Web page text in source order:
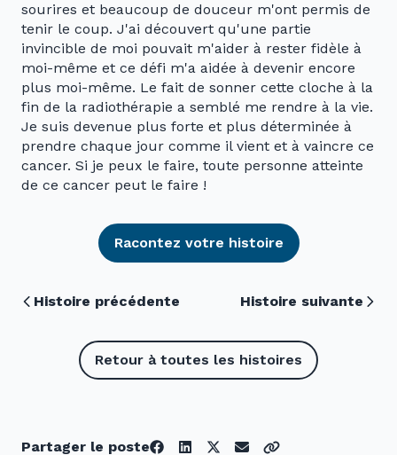
sourires et beaucoup de douceur m'ont permis de
tenir le coup. J'ai découvert qu'une partie
invincible de moi pouvait m'aider à rester fidèle à
moi-même et ce défi m'a aidée à devenir encore
plus moi-même. Le fait de sonner cette cloche à la
fin de la radiothérapie a semblé me rendre à la vie.
Je suis devenue plus forte et plus déterminée à
prendre chaque jour comme il vient et à vaincre ce
cancer. Si je peux le faire, toute personne atteinte
de ce cancer peut le faire !
Racontez votre histoire
Histoire précédente Histoire suivante
Retour à toutes les histoires
Partager le poste